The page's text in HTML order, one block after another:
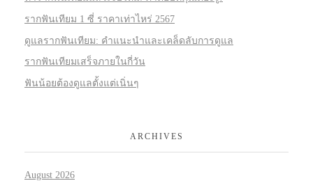
รากฟันเทียม 1 ซี่ ราคาเท่าไหร่ 2567
ดูแลรากฟันเทียม: คำแนะนำและเคล็ดลับการดูแล
รากฟันเทียมเสร็จภายในกี่วัน
ฟันน้อยต้องดูแลตั้งแต่เนิ่นๆ
ARCHIVES
August 2026